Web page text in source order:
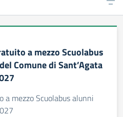
a mezzo Scuolabus
Comune di Sant’Agata
a mezzo Scuolabus alunni